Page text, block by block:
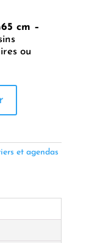
cm –
ou
et agendas